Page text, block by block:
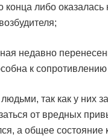
либо
недавно
к
так как у них
от вредных
а общее состояние